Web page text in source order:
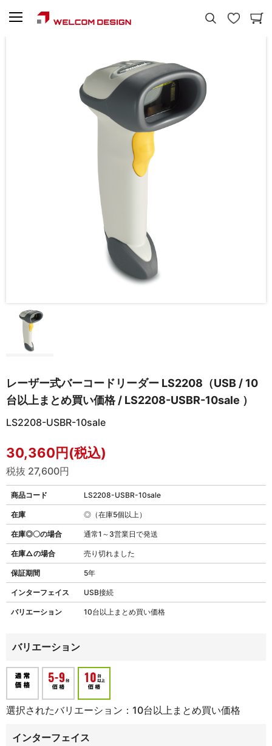
レーザー式バーコードリーダー LS2208（USB / 10
台以上まとめ買い価格 / LS2208-USBR-10sale ）
LS2208-USBR-10sale
30,360円(税込)
税抜 27,600円
商品コード LS2208-USBR-10sale
在庫◎〇の場合 通常1～3営業日で発送
在庫△の場合 売り切れました
保証期間 5年
インターフェイス USB接続
バリエーション 10台以上まとめ買い価格
在庫 ◎（在庫5個以上）
バリエーション
選択されたバリエーション：10台以上まとめ買い価格
インターフェイス